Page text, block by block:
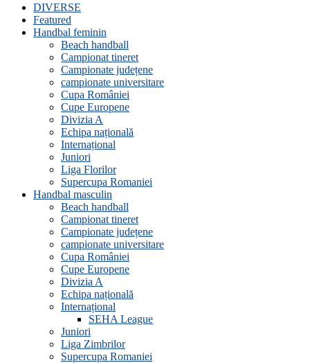
DIVERSE
Featured
Handbal feminin
Beach handball
Campionat tineret
Campionate județene
campionate universitare
Cupa României
Cupe Europene
Divizia A
Echipa națională
Internațional
Juniori
Liga Florilor
Supercupa Romaniei
Handbal masculin
Beach handball
Campionat tineret
Campionate județene
campionate universitare
Cupa României
Cupe Europene
Divizia A
Echipa națională
Internațional
SEHA League
Juniori
Liga Zimbrilor
Supercupa Romaniei